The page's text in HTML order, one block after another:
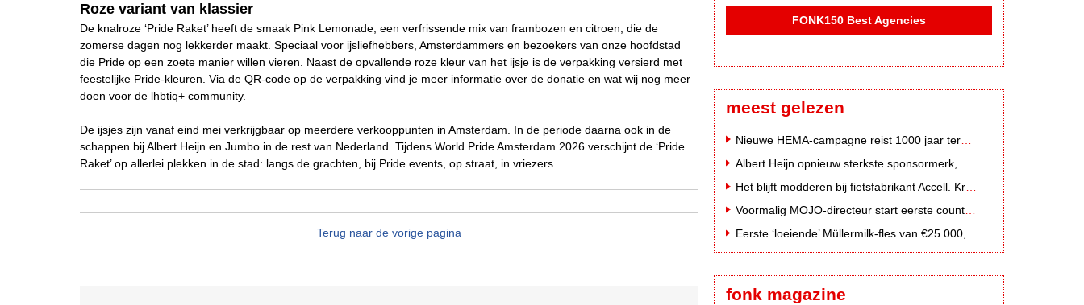
Roze variant van klassier
De knalroze ‘Pride Raket’ heeft de smaak Pink Lemonade; een verfrissende mix van frambozen en citroen, die de
zomerse dagen nog lekkerder maakt. Speciaal voor ijsliefhebbers, Amsterdammers en bezoekers van onze hoofdstad
die Pride op een zoete manier willen vieren. Naast de opvallende roze kleur van het ijsje is de verpakking versierd met
feestelijke Pride-kleuren. Via de QR-code op de verpakking vind je meer informatie over de donatie en wat wij nog meer
doen voor de lhbtiq+ community.
De ijsjes zijn vanaf eind mei verkrijgbaar op meerdere verkooppunten in Amsterdam. In de periode daarna ook in de
schappen bij Albert Heijn en Jumbo in de rest van Nederland. Tijdens World Pride Amsterdam 2026 verschijnt de ‘Pride
Raket’ op allerlei plekken in de stad: langs de grachten, bij Pride events, op straat, in vriezers
Terug naar de vorige pagina
FONK150 Best Agencies
meest gelezen
Eerste ‘loeiende’ Müllermilk-fles van €25.000,- gevonden
fonk magazine